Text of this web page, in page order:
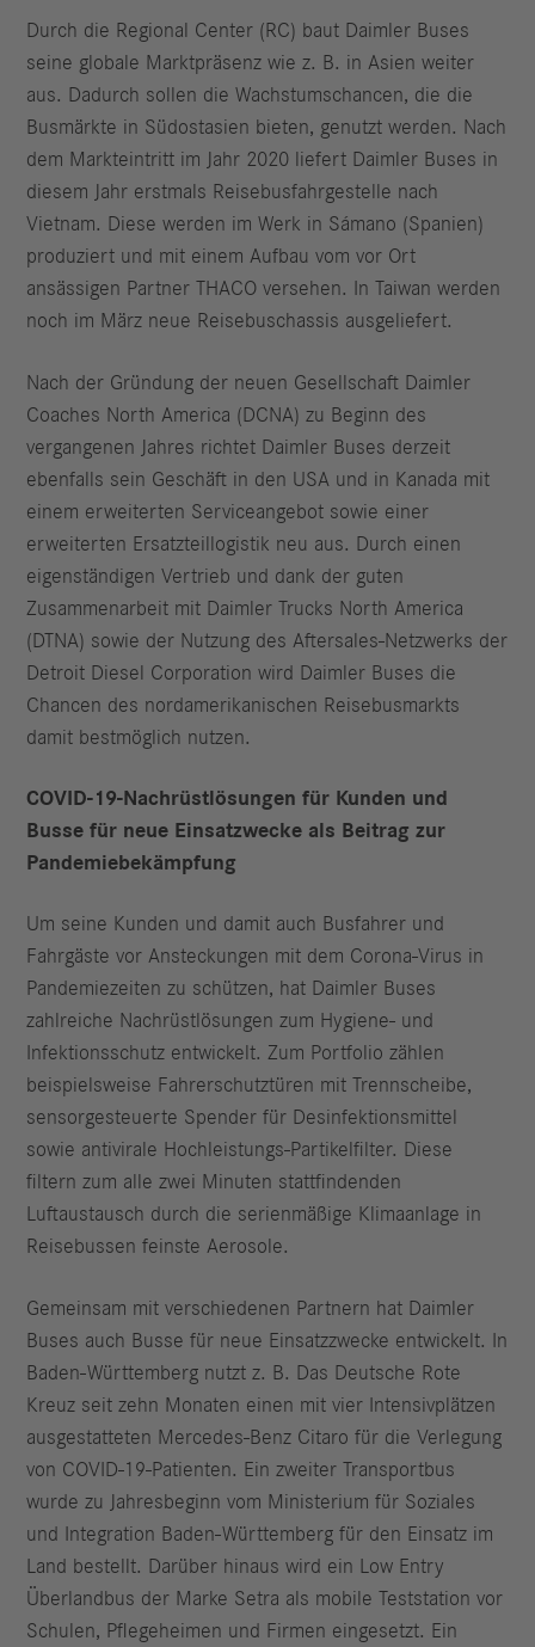
Durch die Regional Center (RC) baut Daimler Buses
seine globale Marktpräsenz wie z. B. in Asien weiter
aus. Dadurch sollen die Wachstumschancen, die die
Busmärkte in Südostasien bieten, genutzt werden. Nach
dem Markteintritt im Jahr 2020 liefert Daimler Buses in
diesem Jahr erstmals Reisebusfahrgestelle nach
Vietnam. Diese werden im Werk in Sámano (Spanien)
produziert und mit einem Aufbau vom vor Ort
ansässigen Partner THACO versehen. In Taiwan werden
noch im März neue Reisebuschassis ausgeliefert.
Nach der Gründung der neuen Gesellschaft Daimler
Coaches North America (DCNA) zu Beginn des
vergangenen Jahres richtet Daimler Buses derzeit
ebenfalls sein Geschäft in den USA und in Kanada mit
einem erweiterten Serviceangebot sowie einer
erweiterten Ersatzteillogistik neu aus. Durch einen
eigenständigen Vertrieb und dank der guten
Zusammenarbeit mit Daimler Trucks North America
(DTNA) sowie der Nutzung des Aftersales-Netzwerks der
Detroit Diesel Corporation wird Daimler Buses die
Chancen des nordamerikanischen Reisebusmarkts
damit bestmöglich nutzen.
COVID-19-Nachrüstlösungen für Kunden und
Busse für neue Einsatzwecke als Beitrag zur
Pandemiebekämpfung
Um seine Kunden und damit auch Busfahrer und
Fahrgäste vor Ansteckungen mit dem Corona-Virus in
Pandemiezeiten zu schützen, hat Daimler Buses
zahlreiche Nachrüstlösungen zum Hygiene- und
Infektionsschutz entwickelt. Zum Portfolio zählen
beispielsweise Fahrerschutztüren mit Trennscheibe,
sensorgesteuerte Spender für Desinfektionsmittel
sowie antivirale Hochleistungs-Partikelfilter. Diese
filtern zum alle zwei Minuten stattfindenden
Luftaustausch durch die serienmäßige Klimaanlage in
Reisebussen feinste Aerosole.
Gemeinsam mit verschiedenen Partnern hat Daimler
Buses auch Busse für neue Einsatzzwecke entwickelt. In
Baden-Württemberg nutzt z. B. Das Deutsche Rote
Kreuz seit zehn Monaten einen mit vier Intensivplätzen
ausgestatteten Mercedes-Benz Citaro für die Verlegung
von COVID-19-Patienten. Ein zweiter Transportbus
wurde zu Jahresbeginn vom Ministerium für Soziales
und Integration Baden-Württemberg für den Einsatz im
Land bestellt. Darüber hinaus wird ein Low Entry
Überlandbus der Marke Setra als mobile Teststation vor
Schulen, Pflegeheimen und Firmen eingesetzt. Ein